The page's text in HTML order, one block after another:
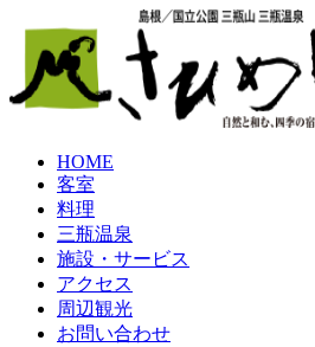
HOME
客室
料理
三瓶温泉
施設・サービス
アクセス
周辺観光
お問い合わせ